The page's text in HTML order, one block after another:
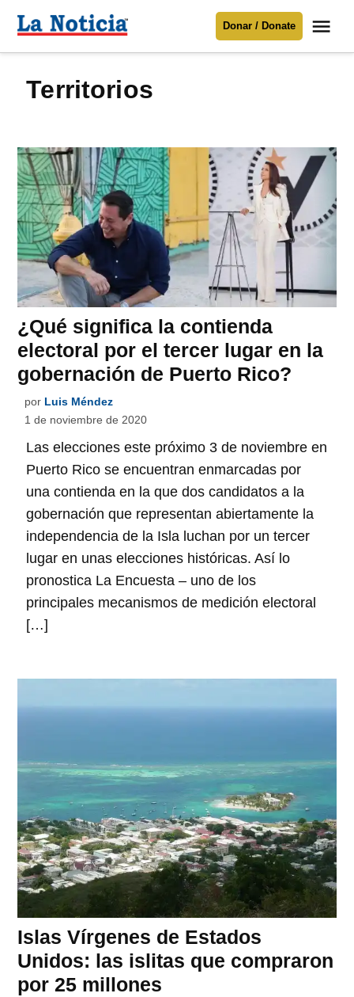
Para mantenerte informado necesitamos
contenido
Noticia
Donar / Donate
territorios
¿Qué significa la contienda
electoral por el tercer lugar en la
gobernación de Puerto Rico?
por Luis Méndez
1 de noviembre de 2020
Las elecciones este próximo 3 de noviembre en
Puerto Rico se encuentran enmarcadas por
una contienda en la que dos candidatos a la
gobernación que representan abiertamente la
independencia de la Isla luchan por un tercer
lugar en unas elecciones históricas. Así lo
pronostica La Encuesta – uno de los
principales mecanismos de medición electoral
[…]
Islas Vírgenes de Estados
Unidos: las islitas que compraron
por 25 millones